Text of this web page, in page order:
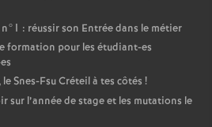
: réussir son Entrée dans le métier
formation pour les étudiant-es
Snes-Fsu Créteil à tes côtés !
sur l’année de stage et les mutations le